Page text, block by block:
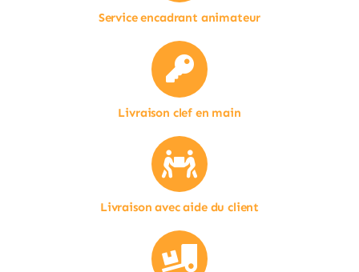
Service encadrant animateur
Livraison clef en main
Livraison avec aide du client